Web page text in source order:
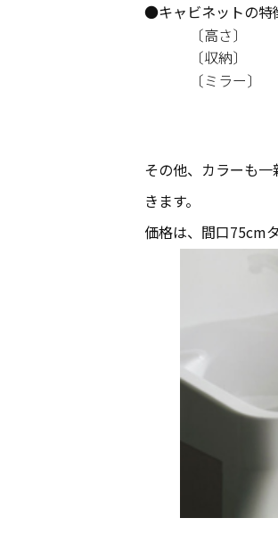
●キャビネットの特
〔高さ〕
〔収納〕
〔ミラー〕
その他、カラーも
きます。
価格は、間口75cm